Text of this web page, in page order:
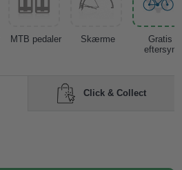
MTB pedaler Skærme
Gratis
eftersyn
Click & Collect